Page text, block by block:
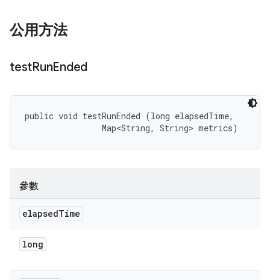
公用方法
testRunEnded
public void testRunEnded (long elapsedTime,
                Map<String, String> metrics)
參數
elapsedTime
long